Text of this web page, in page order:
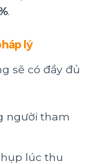
.
lý
sẽ có đầy đủ
người tham
lúc thu